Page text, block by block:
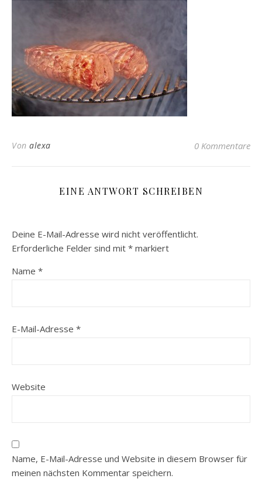
Von alexa 0 Kommentare
EINE ANTWORT SCHREIBEN
Deine E-Mail-Adresse wird nicht veröffentlicht.
Erforderliche Felder sind mit * markiert
Name *
E-Mail-Adresse *
Website
Name, E-Mail-Adresse und Website in diesem Browser für
meinen nächsten Kommentar speichern.